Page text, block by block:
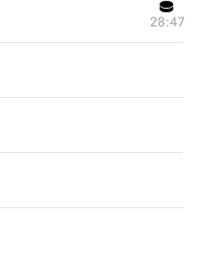
28:47